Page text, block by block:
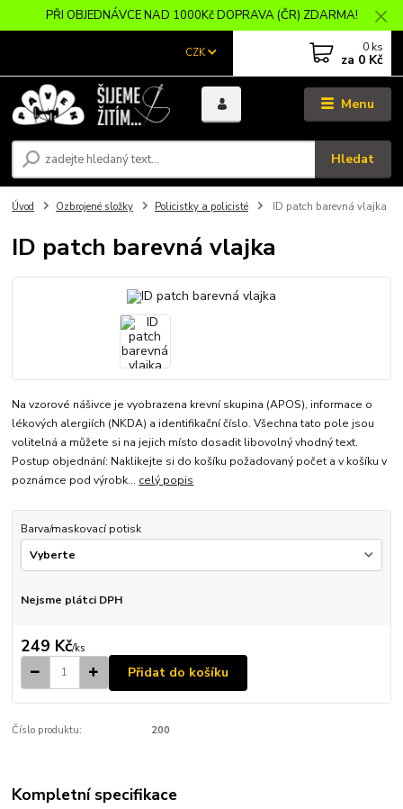
PŘI OBJEDNÁVCE NAD 1000Kč DOPRAVA (ČR) ZDARMA!
Menu
CZK
Hledat
0 ks
za 0 Kč
Úvod Ozbrojené složky Policistky a policisté ID patch barevná vlajka
ID patch barevná vlajka
Na vzorové nášivce je vyobrazena krevní skupina (APOS), informace o
lékových alergiích (NKDA) a identifikační číslo. Všechna tato pole jsou
volitelná a můžete si na jejich místo dosadit libovolný vhodný text.
Postup objednání: Naklikejte si do košíku požadovaný počet a v košíku v
poznámce pod výrobk... celý popis
Barva/maskovací potisk
Nejsme plátci DPH
249 Kč/ks
Přidat do košíku
Číslo produktu: 200
Kompletní specifikace